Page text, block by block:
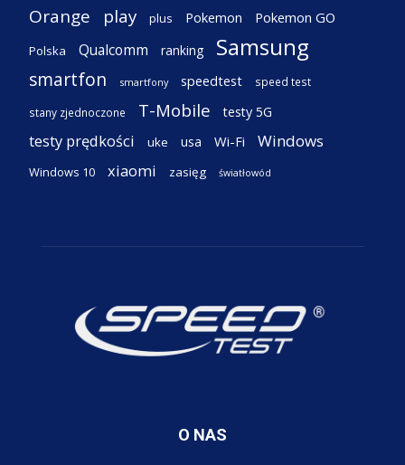
Orange play plus Pokemon Pokemon GO
Polska Qualcomm ranking Samsung
smartfon smartfony speedtest speed test
stany zjednoczone T-Mobile testy 5G
testy prędkości uke usa Wi-Fi Windows
Windows 10 xiaomi zasięg światłowód
O NAS